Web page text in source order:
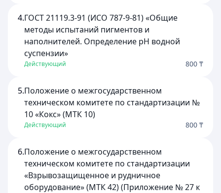
4.ГОСТ 21119.3-91 (ИСО 787-9-81) «Общие
методы испытаний пигментов и
наполнителей. Определение рН водной
суспензии»
Действующий 800 ₸
5.Положение о межгосударственном
техническом комитете по стандартизации №
10 «Кокс» (МТК 10)
Действующий 800 ₸
6.Положение о межгосударственном
техническом комитете по стандартизации
«Взрывозащищенное и рудничное
оборудование» (МТК 42) (Приложение № 27 к